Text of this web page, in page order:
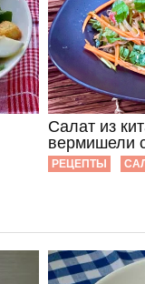
Салат из
вермишели
РЕЦЕПТЫ